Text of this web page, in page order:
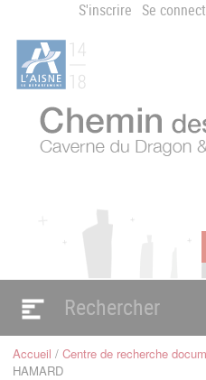
contenu
principal
Menu
du
compte
l'utilisateur
S'inscrire Se
Navigation
principale
Fil
Accueil Centre de recherche
HAMARD